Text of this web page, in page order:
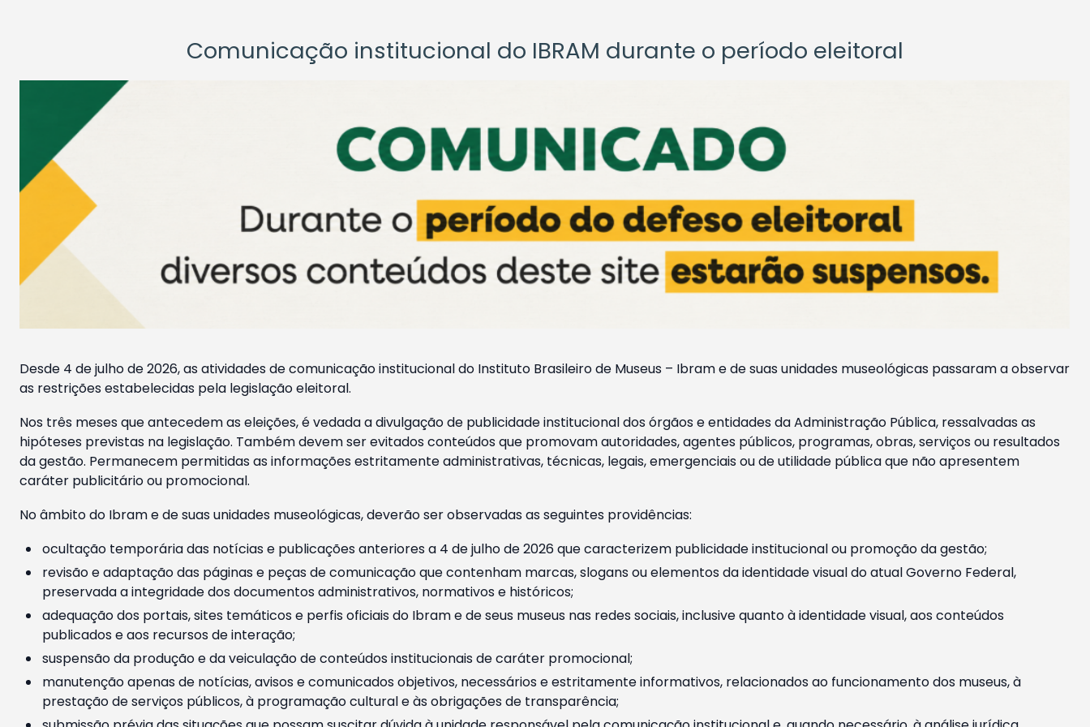
Comunicação institucional do IBRAM durante o período eleitoral
Desde 4 de julho de 2026, as atividades de comunicação institucional do Instituto Brasileiro de Museus – Ibram e de suas unidades museológicas passaram a observar
as restrições estabelecidas pela legislação eleitoral.
Nos três meses que antecedem as eleições, é vedada a divulgação de publicidade institucional dos órgãos e entidades da Administração Pública, ressalvadas as
hipóteses previstas na legislação. Também devem ser evitados conteúdos que promovam autoridades, agentes públicos, programas, obras, serviços ou resultados
da gestão. Permanecem permitidas as informações estritamente administrativas, técnicas, legais, emergenciais ou de utilidade pública que não apresentem
caráter publicitário ou promocional.
No âmbito do Ibram e de suas unidades museológicas, deverão ser observadas as seguintes providências:
ocultação temporária das notícias e publicações anteriores a 4 de julho de 2026 que caracterizem publicidade institucional ou promoção da gestão;
revisão e adaptação das páginas e peças de comunicação que contenham marcas, slogans ou elementos da identidade visual do atual Governo Federal,
preservada a integridade dos documentos administrativos, normativos e históricos;
adequação dos portais, sites temáticos e perfis oficiais do Ibram e de seus museus nas redes sociais, inclusive quanto à identidade visual, aos conteúdos
publicados e aos recursos de interação;
suspensão da produção e da veiculação de conteúdos institucionais de caráter promocional;
manutenção apenas de notícias, avisos e comunicados objetivos, necessários e estritamente informativos, relacionados ao funcionamento dos museus, à
prestação de serviços públicos, à programação cultural e às obrigações de transparência;